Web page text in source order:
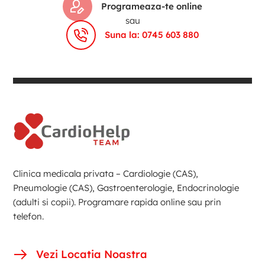
Programeaza-te online
sau
Suna la: 0745 603 880
Clinica medicala privata – Cardiologie (CAS),
Pneumologie (CAS), Gastroenterologie, Endocrinologie
(adulti si copii). Programare rapida online sau prin
telefon.
Vezi Locatia Noastra